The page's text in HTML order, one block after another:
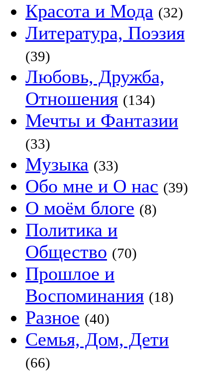
Красота и Мода (32)
Литература, Поэзия
(39)
Любовь, Дружба,
Отношения (134)
Мечты и Фантазии
(33)
Музыка (33)
Обо мне и О нас (39)
О моём блоге (8)
Политика и
Общество (70)
Прошлое и
Воспоминания (18)
Разное (40)
Семья, Дом, Дети
(66)